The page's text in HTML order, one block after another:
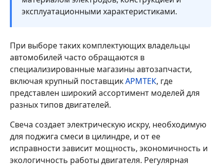
эксплуатационными характеристиками.
При выборе таких комплектующих владельцы
автомобилей часто обращаются в
специализированные магазины автозапчасти,
включая крупный поставщикАРМТЕК, где
представлен широкий ассортимент моделей для
разных типов двигателей.
Свеча создает электрическую искру, необходимую
для поджига смеси в цилиндре, и от ее
исправности зависит мощность, экономичность и
экологичность работы двигателя. Регулярная